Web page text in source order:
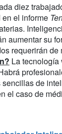
diez
el informe
aumentar su
requerirán
La tecnología
sencillas de
el caso de